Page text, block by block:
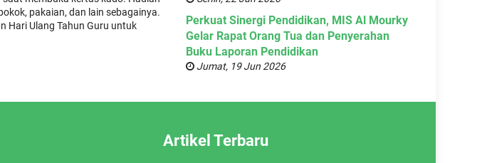
pakaian, dan lain sebagainya.
Hari Ulang Tahun Guru untuk
Perkuat Sinergi Pendidikan, MIS Al Mourky
Gelar Rapat Orang Tua dan Penyerahan
Buku Laporan Pendidikan
Jumat, 19 Jun 2026
Artikel Terbaru